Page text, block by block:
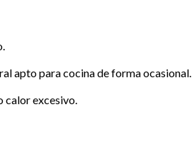
apto para cocina de forma ocasional.
calor excesivo.